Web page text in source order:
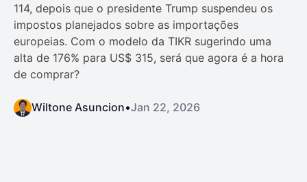
114, depois que o presidente Trump suspendeu os
impostos planejados sobre as importações
europeias. Com o modelo da TIKR sugerindo uma
alta de 176% para US$ 315, será que agora é a hora
de comprar?
Wiltone Asuncion•Jan 22, 2026